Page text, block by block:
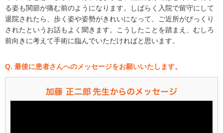
る姿も関節が痛む前のようになります。しばらく入院で留守にして
退院されたら、歩く姿や姿勢がきれいになって、ご近所がびっくり
されたというお話もよく聞きます。こうしたことを踏まえ、むしろ
前向きに考えて手術に臨んでいただければと思います。
Q. 最後に患者さんへのメッセージをお願いいたします。